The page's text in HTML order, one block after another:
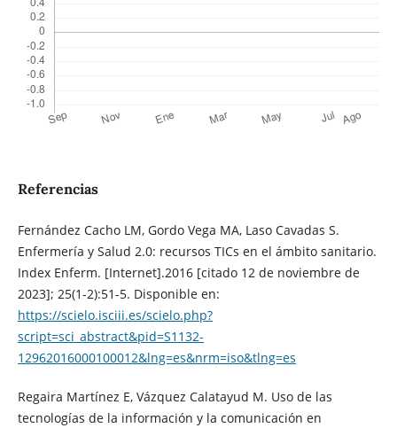
Referencias
Fernández Cacho LM, Gordo Vega MA, Laso Cavadas S.
Enfermería y Salud 2.0: recursos TICs en el ámbito sanitario.
Index Enferm. [Internet].2016 [citado 12 de noviembre de
2023]; 25(1-2):51-5. Disponible en:
https://scielo.isciii.es/scielo.php?
script=sci_abstract&pid=S1132-
12962016000100012&lng=es&nrm=iso&tlng=es
Regaira Martínez E, Vázquez Calatayud M. Uso de las
tecnologías de la información y la comunicación en